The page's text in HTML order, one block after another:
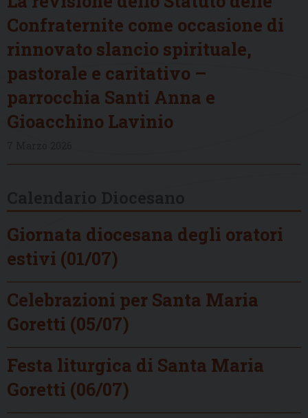
Confraternite come occasione di
rinnovato slancio spirituale,
pastorale e caritativo –
parrocchia Santi Anna e
Gioacchino Lavinio
Giornata diocesana degli oratori
estivi (01/07)
Celebrazioni per Santa Maria
Goretti (05/07)
Festa liturgica di Santa Maria
Goretti (06/07)